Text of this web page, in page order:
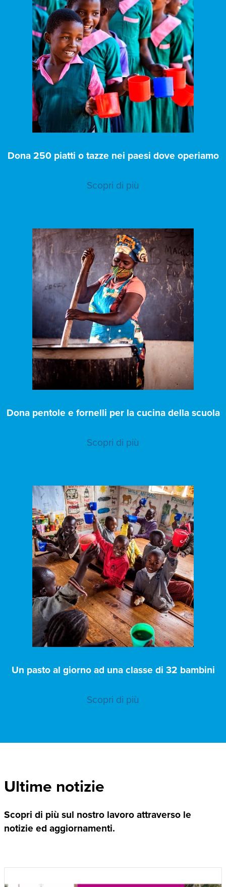
Dona 250 piatti o tazze nei paesi dove operiamo
Scopri di più
Dona pentole e fornelli per la cucina della scuola
Scopri di più
Un pasto al giorno ad una classe di 32 bambini
Scopri di più
Ultime notizie
Scopri di più sul nostro lavoro attraverso le
notizie ed aggiornamenti.